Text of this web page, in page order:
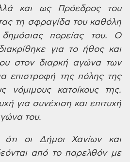
και ως Πρόεδρος του
τη σφραγίδα τουκαθόλη
πορείαςτου. Ο
για τοήθος και
στον διαρκή αγώνα των
επιστροφή της πόλης της
νόμιμουςκατοίκους της.
γιασυνέχιση και επιτυχή
του.
οι Δήμοι Χανίων και
από το παρελθόν με